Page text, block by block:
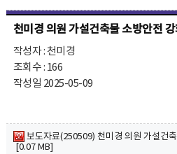
천미경 의원 가설건축물 소방안전
작성자 : 천미경
조회수 : 166
작성일 2025-05-09
보도자료(250509) 천미경 의원 가설건
[0.07 MB]